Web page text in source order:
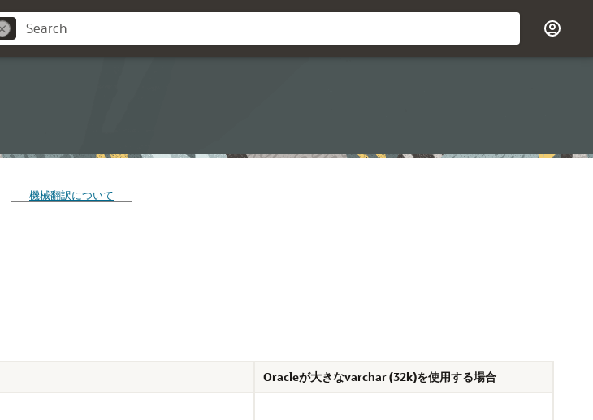
機械翻訳について
Oracleが大きなvarchar (32k)を使用する場合
-